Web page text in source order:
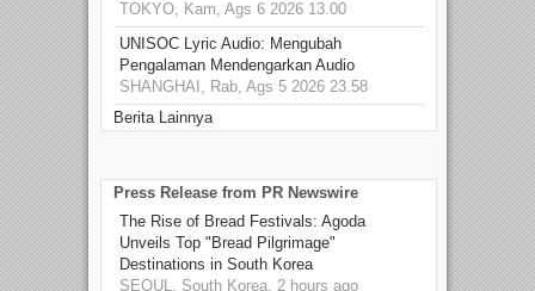
TOKYO, Kam, Ags 6 2026 13.00
UNISOC Lyric Audio: Mengubah
Pengalaman Mendengarkan Audio
SHANGHAI, Rab, Ags 5 2026 23.58
Berita Lainnya
Press Release from PR Newswire
The Rise of Bread Festivals: Agoda
Unveils Top "Bread Pilgrimage"
Destinations in South Korea
SEOUL, South Korea, 2 hours ago